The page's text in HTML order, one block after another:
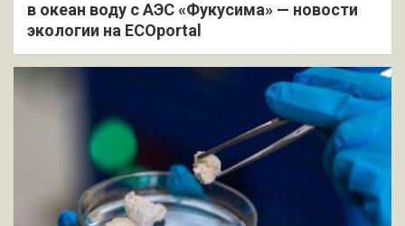
в океан воду с АЭС «Фукусима» — новости
экологии на ECOportal